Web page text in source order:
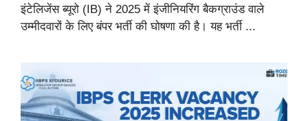
इंटेलिजेंस ब्यूरो (IB) ने 2025 में इंजीनियरिंग बैकग्राउंड वाले
उम्मीदवारों के लिए बंपर भर्ती की घोषणा की है। यह भर्ती ...